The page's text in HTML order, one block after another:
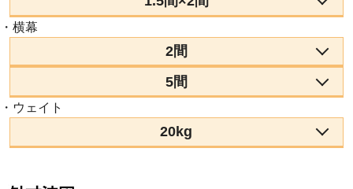
・横幕
2間
5間
・ウェイト
20kg